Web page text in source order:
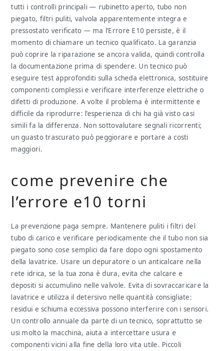
tutti i controlli principali — rubinetto aperto, tubo non
piegato, filtri puliti, valvola apparentemente integra e
pressostato verificato — ma l’Errore E10 persiste, è il
momento di chiamare un tecnico qualificato. La garanzia
può coprire la riparazione se ancora valida, quindi controlla
la documentazione prima di spendere. Un tecnico può
eseguire test approfonditi sulla scheda elettronica, sostituire
componenti complessi e verificare interferenze elettriche o
difetti di produzione. A volte il problema è intermittente e
difficile da riprodurre: l’esperienza di chi ha già visto casi
simili fa la differenza. Non sottovalutare segnali ricorrenti;
un guasto trascurato può peggiorare e portare a costi
maggiori.
come prevenire che
l’errore e10 torni
La prevenzione paga sempre. Mantenere puliti i filtri del
tubo di carico e verificare periodicamente che il tubo non sia
piegato sono cose semplici da fare dopo ogni spostamento
della lavatrice. Usare un depuratore o un anticalcare nella
rete idrica, se la tua zona è dura, evita che calcare e
depositi si accumulino nelle valvole. Evita di sovraccaricare la
lavatrice e utilizza il detersivo nelle quantità consigliate:
residui e schiuma eccessiva possono interferire con i sensori.
Un controllo annuale da parte di un tecnico, soprattutto se
usi molto la macchina, aiuta a intercettare usura e
componenti vicini alla fine della loro vita utile. Piccoli